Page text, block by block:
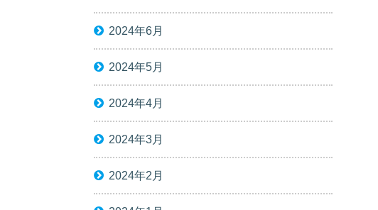
2024年6月
2024年5月
2024年4月
2024年3月
2024年2月